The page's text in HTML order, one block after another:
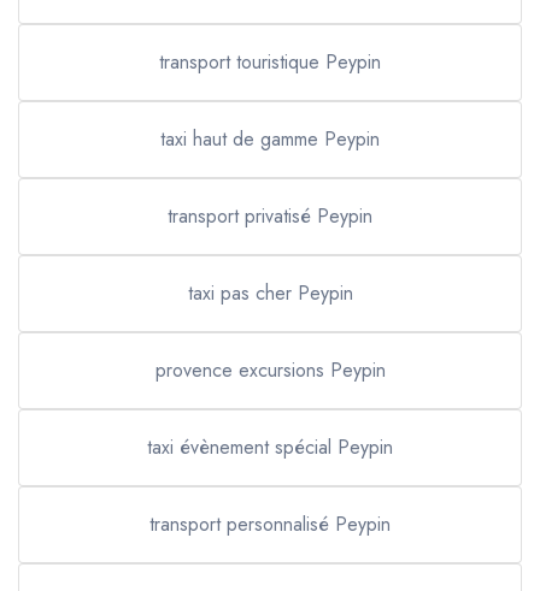
transport touristique Peypin
taxi haut de gamme Peypin
transport privatisé Peypin
taxi pas cher Peypin
provence excursions Peypin
taxi évènement spécial Peypin
transport personnalisé Peypin